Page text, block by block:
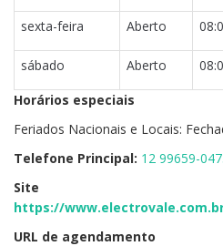
sexta-feira Aberto
sábado Aberto
Horários especiais
Feriados Nacionais e Locais:
Telefone Principal: 12 99659-
Site
https://
URL de agendamento